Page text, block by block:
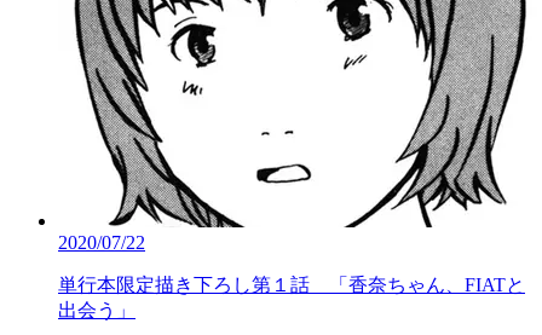
2020/07/22
単行本限定描き下ろし第１話 「香奈ちゃん、FIATと
出会う」